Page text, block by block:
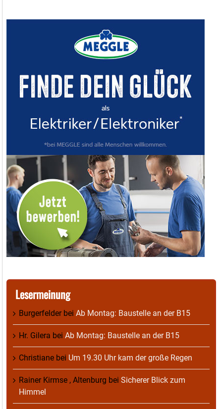
Lesermeinung
Burgerfelderbei Ab Montag: Baustelle an der B15
Hr. Gilera bei Ab Montag: Baustelle an der B15
Christiane bei Um 19.30 Uhr kam der große Regen
Rainer Kirmse , Altenburg bei Sicherer Blick zum
Himmel